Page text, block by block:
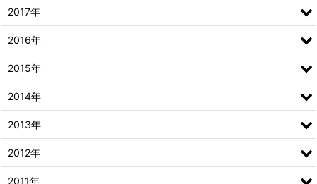
2017年
2016年
2015年
2014年
2013年
2012年
2011年